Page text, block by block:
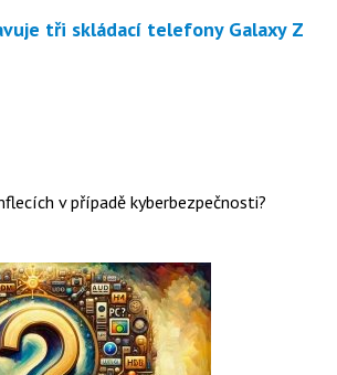
v případě kyberbezpečnosti?